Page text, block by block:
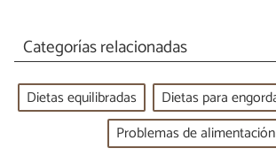
Categorías relacionadas
Dietas equilibradas Dietas para
Problemas de alimentación